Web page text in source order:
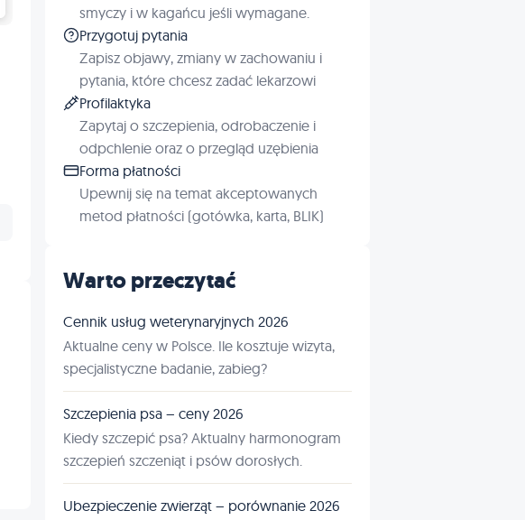
smyczy i w kagańcu jeśli wymagane.
Przygotuj pytania
Zapisz objawy, zmiany w zachowaniu i
pytania, które chcesz zadać lekarzowi
Profilaktyka
Zapytaj o szczepienia, odrobaczenie i
odpchlenie oraz o przegląd uzębienia
Forma płatności
Upewnij się na temat akceptowanych
metod płatności (gotówka, karta, BLIK)
Warto przeczytać
Cennik usług weterynaryjnych 2026
Aktualne ceny w Polsce. Ile kosztuje wizyta,
specjalistyczne badanie, zabieg?
Szczepienia psa – ceny 2026
Kiedy szczepić psa? Aktualny harmonogram
szczepień szczeniąt i psów dorosłych.
Ubezpieczenie zwierząt – porównanie 2026